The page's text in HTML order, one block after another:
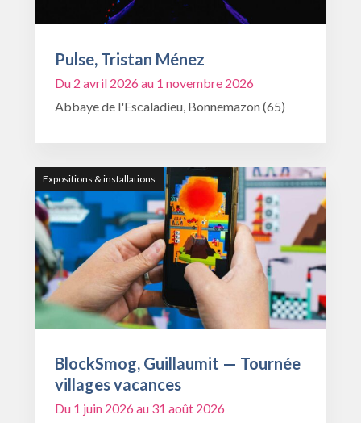
Pulse, Tristan Ménez
Du 2 avril 2026 au 1 novembre 2026
Abbaye de l'Escaladieu, Bonnemazon (65)
Expositions & installations
BlockSmog, Guillaumit — Tournée
villages vacances
Du 1 juin 2026 au 31 août 2026